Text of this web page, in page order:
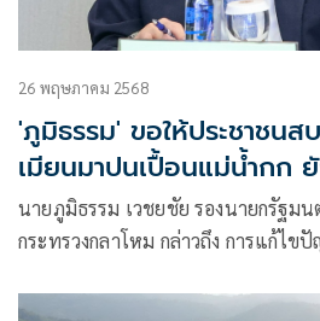
26 พฤษภาคม 2568
'ภูมิธรรม' ขอให้ประชาชนส
เมียนมาปนเปื้อนแม่น้ำกก
นายภูมิธรรม​ เวชยชัย​ รองนายกรัฐม
กระทรวงกลาโหม​ กล่าวถึง การแก้ไ
สมควร และทางเจ้ากรมกิจการพลเรือน